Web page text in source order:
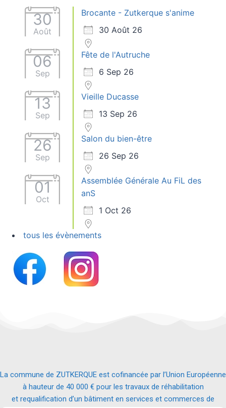
30
Août
Brocante - Zutkerque s'anime
30 Août 26
06
Sep
Fête de l'Autruche
6 Sep 26
13
Sep
Vieille Ducasse
13 Sep 26
26
Sep
Salon du bien-être
26 Sep 26
01
Oct
Assemblée Générale Au FiL des
anS
1 Oct 26
tous les évènements
La commune de ZUTKERQUE est cofinancée par l’Union Européenne
à hauteur de 40 000 € pour les travaux de réhabilitation
et requalification d’un bâtiment en services et commerces de